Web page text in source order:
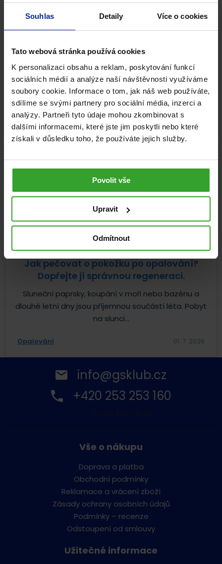
Souhlas Detaily Více o cookies
Tato webová stránka používá cookies
K personalizaci obsahu a reklam, poskytování funkcí
sociálních médií a analýze naší návštěvnosti využíváme
soubory cookie. Informace o tom, jak náš web používáte,
sdílíme se svými partnery pro sociální média, inzerci a
analýzy. Partneři tyto údaje mohou zkombinovat s
dalšími informacemi, které jste jim poskytli nebo které
získali v důsledku toho, že používáte jejich služby.
Povolit vše
Upravit
Odmítnout
Nejlepší potraviny pro pevné kosti i při
osteoporóze
Pevné kosti nejsou samozřejmostí. Kostní tkáň se po
celý život neustále obnovuje a reaguje na to, co jíme,...
Pohybová soustava Zdravá výživa 22. 7. 2026
Jak pečovat o pokožku po opalování?
Dopřejte jí správnou regeneraci.
Sluneční paprsky, koupání v moři nebo bazénu a
dlouhé letní dny jsou příjemnou součástí léta. Pobyt
na slunci...
Opalování 01. 7. 2026
info@gsklub.cz
+420 253 253 160
Vše o nákupu
Doprava a platba
Obchodní podmínky
Reklamace a vrácení zboží
Zásady ochrany osobních údajů
Podmínky – recenze
Odstoupení od smlouvy
Užitečné informace